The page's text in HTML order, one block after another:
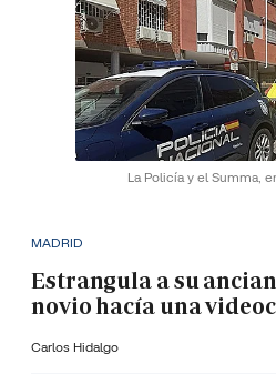
La Policía y el Summa,
MADRID
Estrangula a su
novio hacía una
Carlos Hidalgo